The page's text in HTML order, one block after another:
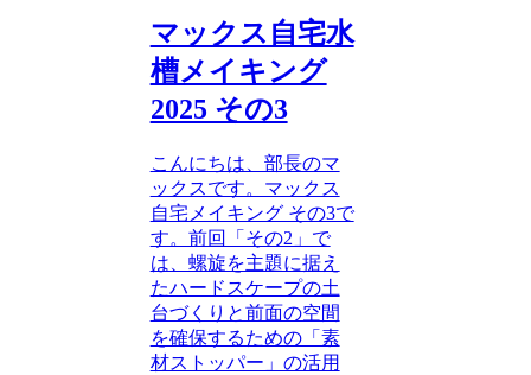
マックス自宅水
槽メイキング
2025 その3
こんにちは、部長のマ
ックスです。マックス
自宅メイキング その3で
す。前回「その2」で
は、螺旋を主題に据え
たハードスケープの土
台づくりと前面の空間
を確保するための「素
材ストッパー」の活用